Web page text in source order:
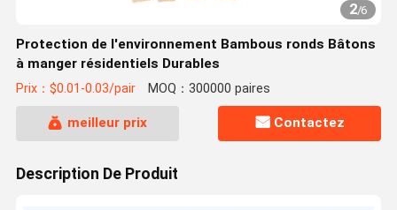
2/6
Protection de l'environnement Bambous ronds Bâtons
à manger résidentiels Durables
Prix：$0.01-0.03/pair MOQ：300000 paires
meilleur prix Contactez
Description De Produit